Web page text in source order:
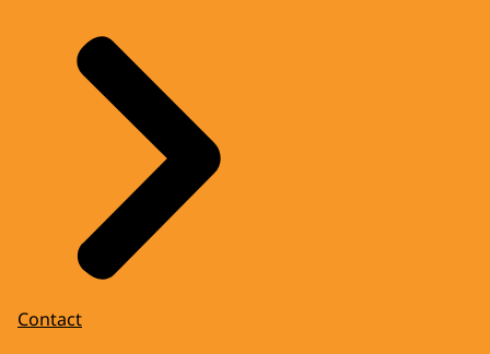
Contact